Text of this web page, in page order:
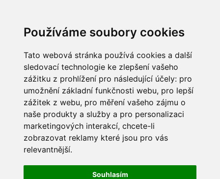
Používáme soubory cookies
Tato webová stránka používá cookies a další
sledovací technologie ke zlepšení vašeho
zážitku z prohlížení pro následující účely: pro
umožnění základní funkčnosti webu, pro lepší
zážitek z webu, pro měření vašeho zájmu o
naše produkty a služby a pro personalizaci
marketingových interakcí, chcete-li
zobrazovat reklamy které jsou pro vás
relevantnější.
Souhlasím